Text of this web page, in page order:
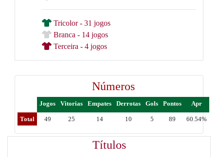
Tricolor - 31 jogos
Branca - 14 jogos
Terceira - 4 jogos
Números
Jogos Vitorias Empates Derrotas Gols Pontos Apr
Total 49 25 14 10 5 89 60.54%
Títulos